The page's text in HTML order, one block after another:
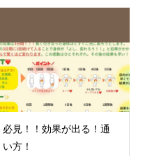
必見！！効果が出る！通
い方！